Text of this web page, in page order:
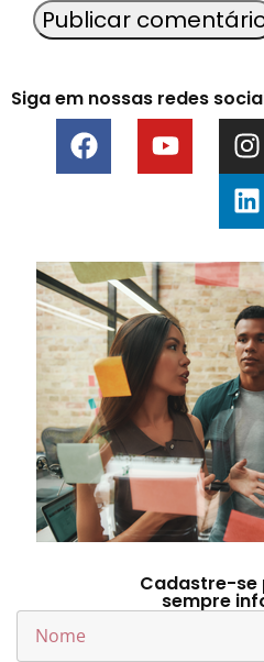
Siga em nossas redes
Cadastre-se
sempre